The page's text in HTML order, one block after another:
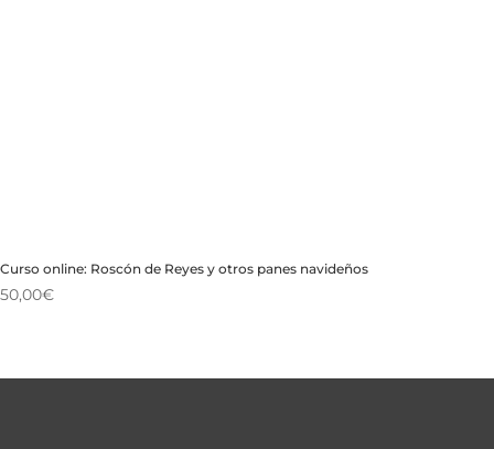
Curso online: Roscón de Reyes y otros panes navideños
50,00€